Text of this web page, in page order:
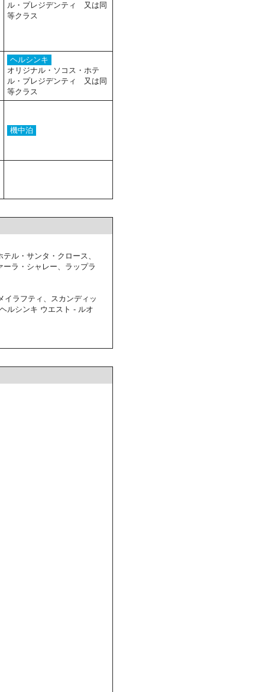
ル・プレジデンティ 又は同
等クラス
ヘルシンキ
オリジナル・ソコス・ホテ
ル・プレジデンティ 又は同
等クラス
機中泊
ル・サンタ・クロース、
ラ・シャレー、ラップラ
イラフティ、スカンディッ
ルシンキ ウエスト - ルオ